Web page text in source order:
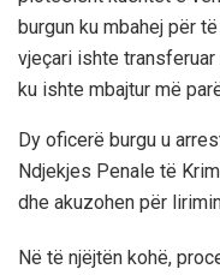
burgun ku mbahej për
vjeçari ishte
ku ishte mbajtur më
Dy oficerë burgu u
Ndjekjes Penale të
dhe akuzohen për
Në të njëjtën kohë,